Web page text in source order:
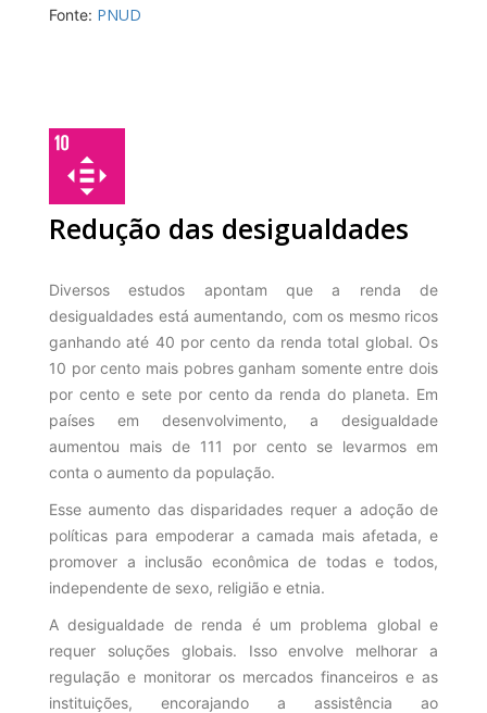
Fonte: PNUD
Redução das desigualdades
Diversos estudos apontam que a renda de
desigualdades está aumentando, com os mesmo ricos
ganhando até 40 por cento da renda total global. Os
10 por cento mais pobres ganham somente entre dois
por cento e sete por cento da renda do planeta. Em
países em desenvolvimento, a desigualdade
aumentou mais de 111 por cento se levarmos em
conta o aumento da população.
Esse aumento das disparidades requer a adoção de
políticas para empoderar a camada mais afetada, e
promover a inclusão econômica de todas e todos,
independente de sexo, religião e etnia.
A desigualdade de renda é um problema global e
requer soluções globais. Isso envolve melhorar a
regulação e monitorar os mercados financeiros e as
instituições, encorajando a assistência ao